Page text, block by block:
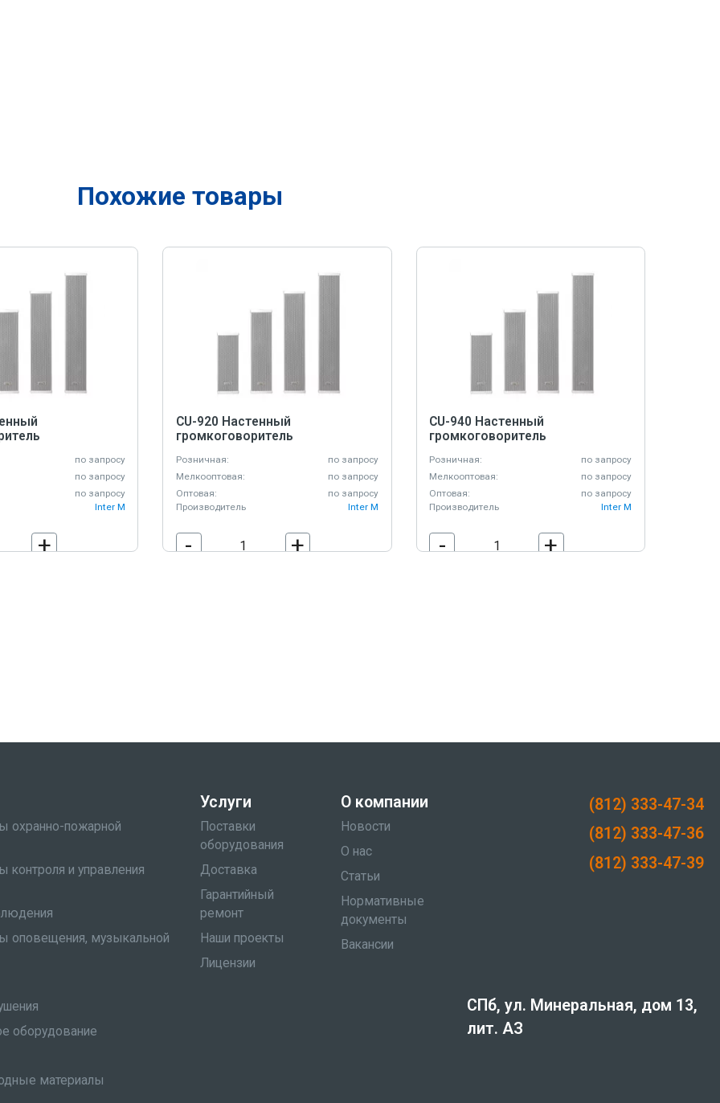
Похожие товары
по запросу
по запросу
по запросу
Inter M
+
CU-920 Настенный
громкоговоритель
Розничная:
по запросу
Мелкооптовая:
по запросу
Оптовая:
по запросу
Производитель
Inter M
- +
CU-940 Настенный
громкоговоритель
Розничная:
по запросу
Мелкооптовая:
по запросу
Оптовая:
по запросу
Производитель
Inter M
- +
охранно-пожарной
контроля и управления
оповещения, музыкальной
оборудование
материалы
Услуги
Поставки
оборудования
Доставка
Гарантийный
ремонт
Наши проекты
Лицензии
О компании
Новости
О нас
Статьи
Нормативные
документы
Вакансии
(812) 333-47-34
(812) 333-47-36
(812) 333-47-39
СПб, ул. Минеральная, дом 13,
лит. АЗ